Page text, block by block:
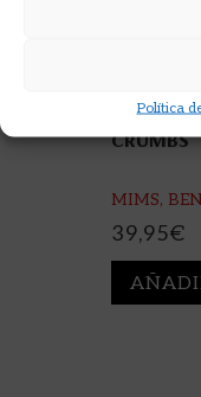
Política
CRUMBS
MIMS, BEN
39,95€